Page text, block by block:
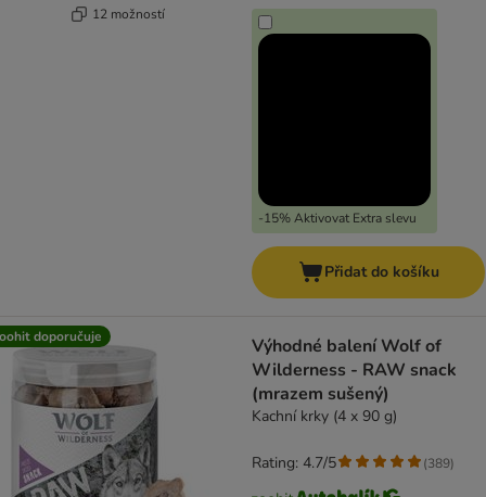
12 možností
-15% Aktivovat Extra slevu
Přidat do košíku
doporučuje
Výhodné balení Wolf of
Wilderness - RAW snack
(mrazem sušený)
Kachní krky (4 x 90 g)
Rating: 4.7/5 (389)